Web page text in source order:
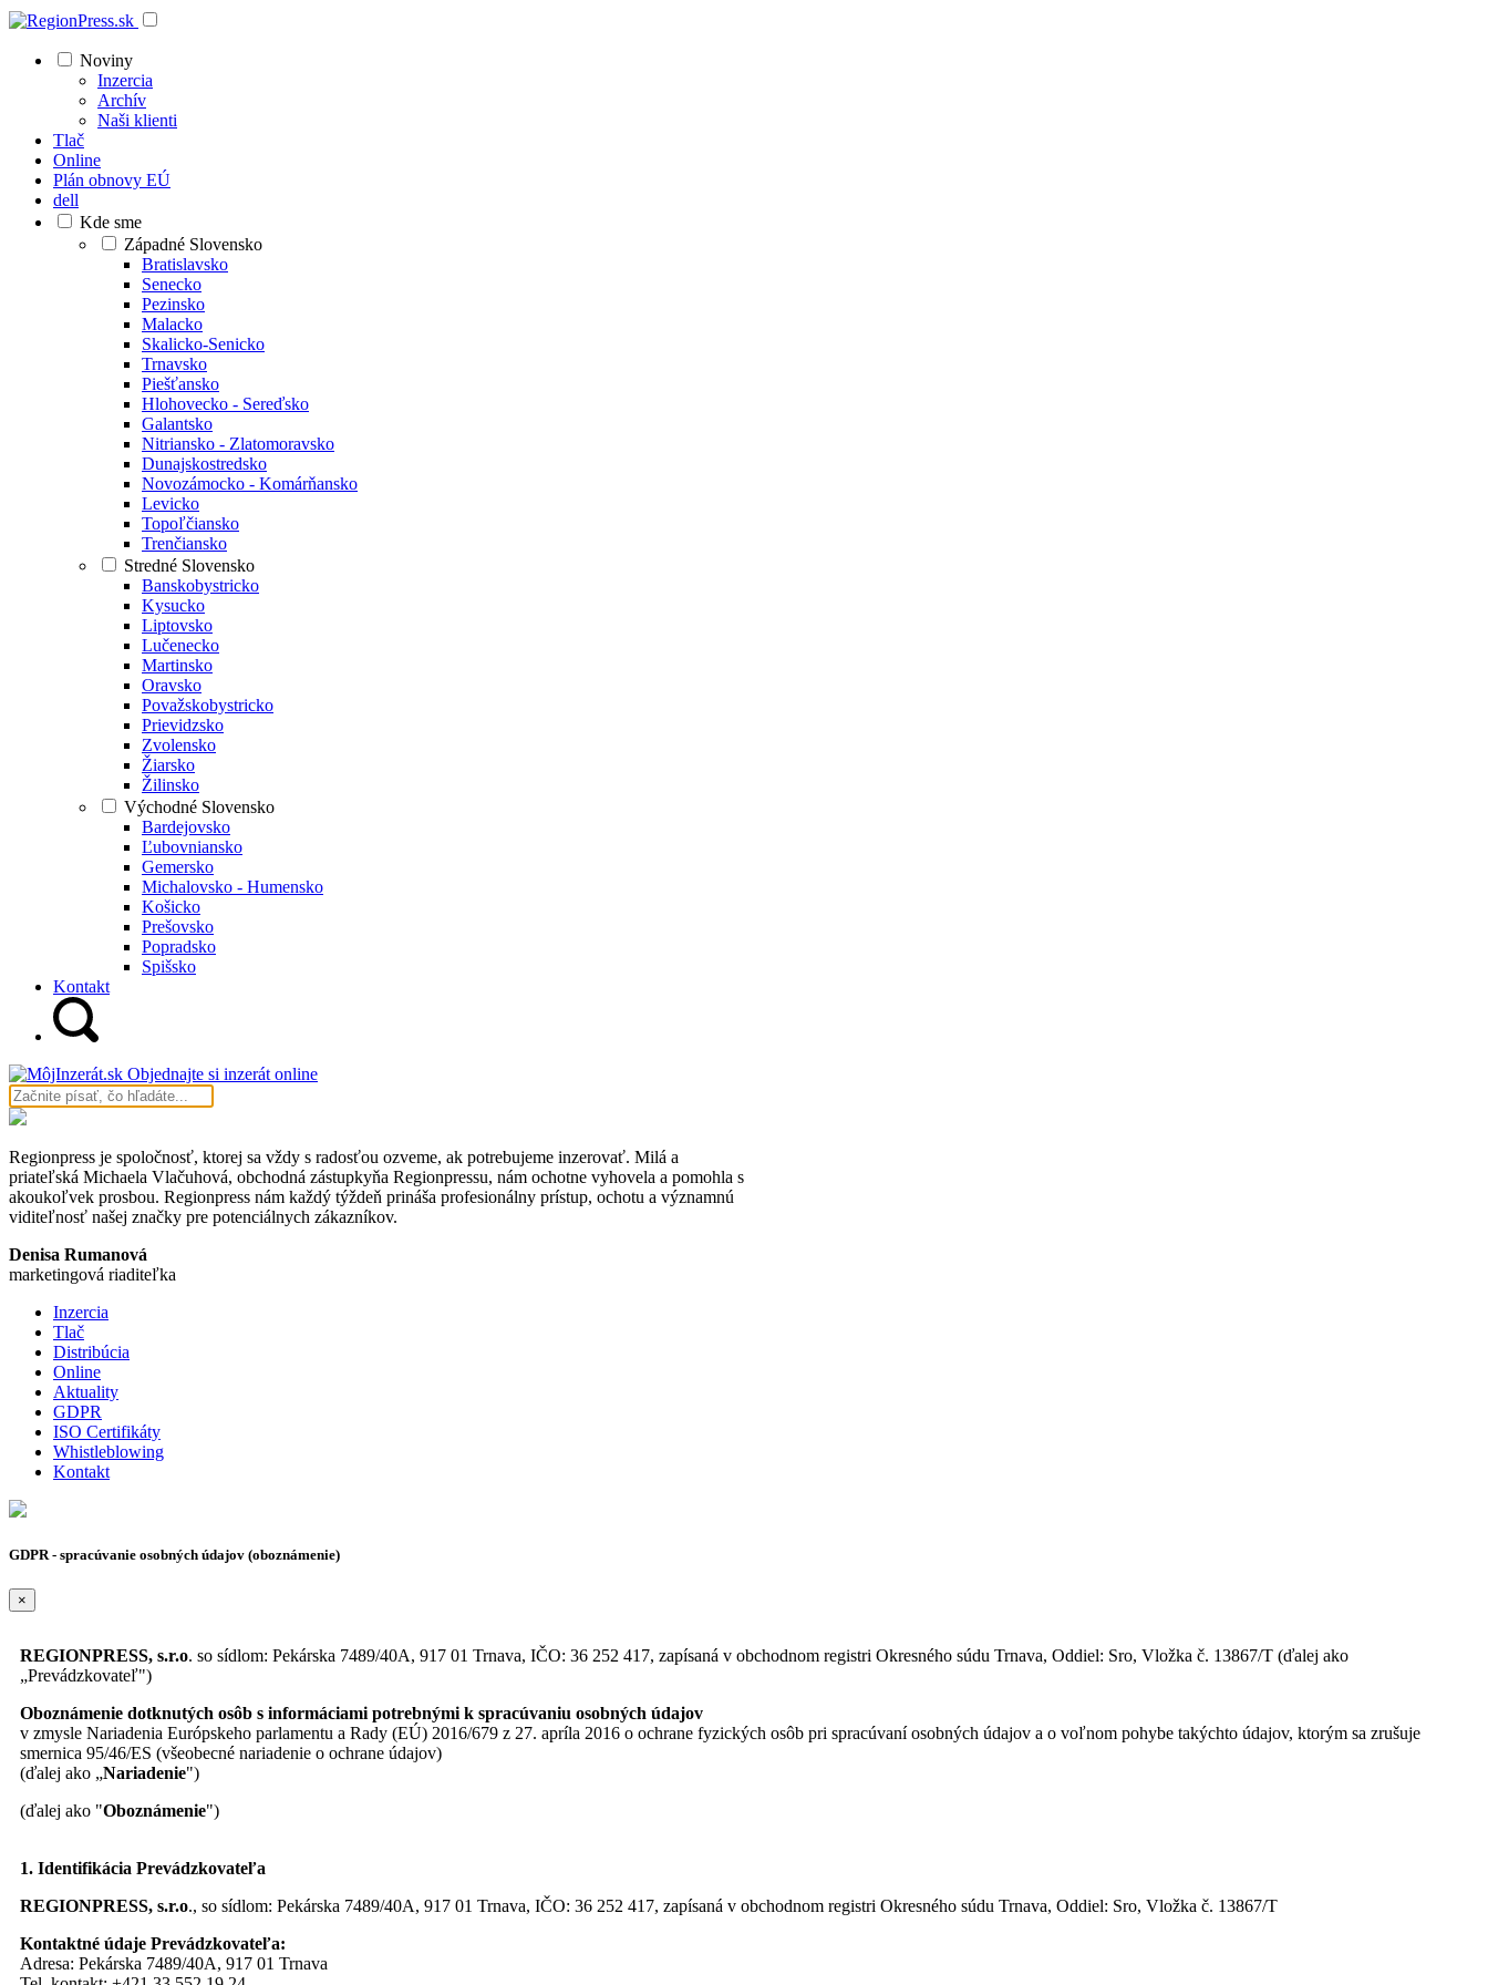
Noviny
Inzercia
Archív
Naši klienti
Tlač
Online
Plán obnovy EÚ
dell
Kde sme
Západné Slovensko
Bratislavsko
Senecko
Pezinsko
Malacko
Skalicko-Senicko
Trnavsko
Piešťansko
Hlohovecko - Sereďsko
Galantsko
Nitriansko - Zlatomoravsko
Dunajskostredsko
Novozámocko - Komárňansko
Levicko
Topoľčiansko
Trenčiansko
Stredné Slovensko
Banskobystricko
Kysucko
Liptovsko
Lučenecko
Martinsko
Oravsko
Považskobystricko
Prievidzsko
Zvolensko
Žiarsko
Žilinsko
Východné Slovensko
Bardejovsko
Ľubovniansko
Gemersko
Michalovsko - Humensko
Košicko
Prešovsko
Popradsko
Spišsko
Kontakt
Objednajte si inzerát online
Regionpress je spoločnosť, ktorej sa vždy s radosťou ozveme, ak potrebujeme inzerovať. Milá a
priateľská Michaela Vlačuhová, obchodná zástupkyňa Regionpressu, nám ochotne vyhovela a pomohla s
akoukoľvek prosbou. Regionpress nám každý týždeň prináša profesionálny prístup, ochotu a významnú
viditeľnosť našej značky pre potenciálnych zákazníkov.
Denisa Rumanová
marketingová riaditeľka
Inzercia
Tlač
Distribúcia
Online
Aktuality
GDPR
ISO Certifikáty
Whistleblowing
Kontakt
GDPR - spracúvanie osobných údajov (oboznámenie)
×
REGIONPRESS, s.r.o. so sídlom: Pekárska 7489/40A, 917 01 Trnava, IČO: 36 252 417, zapísaná v obchodnom registri Okresného súdu Trnava, Oddiel: Sro, Vložka č. 13867/T (ďalej ako
„Prevádzkovateľ")
Oboznámenie dotknutých osôb s informáciami potrebnými k spracúvaniu osobných údajov
v zmysle Nariadenia Európskeho parlamentu a Rady (EÚ) 2016/679 z 27. apríla 2016 o ochrane fyzických osôb pri spracúvaní osobných údajov a o voľnom pohybe takýchto údajov, ktorým sa zrušuje
smernica 95/46/ES (všeobecné nariadenie o ochrane údajov)
(ďalej ako „Nariadenie")
(ďalej ako "Oboznámenie")
1. Identifikácia Prevádzkovateľa
REGIONPRESS, s.r.o., so sídlom: Pekárska 7489/40A, 917 01 Trnava, IČO: 36 252 417, zapísaná v obchodnom registri Okresného súdu Trnava, Oddiel: Sro, Vložka č. 13867/T
Kontaktné údaje Prevádzkovateľa:
Adresa: Pekárska 7489/40A, 917 01 Trnava